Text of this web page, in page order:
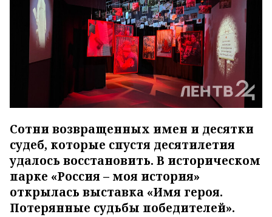
Сотни возвращенных имен и десятки
судеб, которые спустя десятилетия
удалось восстановить. В историческом
парке «Россия – моя история»
открылась выставка «Имя героя.
Потерянные судьбы победителей».